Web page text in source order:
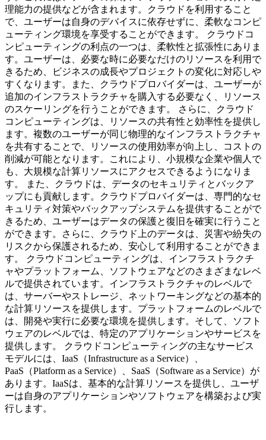
理能力の提供などが含まれます。クラウドを利用すること
で、ユーザーは自身のデバイスに依存せずに、柔軟なコンピ
ューティング環境を享受することができます。 クラウドコ
ンピューティングの利点の一つは、柔軟性と拡張性にありま
す。ユーザーは、必要な時に必要なだけのリソースを利用で
きるため、ビジネスの成長やプロジェクトの変化に対応しや
すくなります。また、クラウドプロバイダーは、ユーザーが
追加のインフラストラクチャを購入する必要なく、リソース
のスケーリングを行うことができます。 さらに、クラウド
コンピューティングは、リソースの共有性と効率性を提供し
ます。複数のユーザーが同じ物理的なインフラストラクチャ
を共有することで、リソースの使用効率が向上し、コストの
削減が可能となります。これにより、小規模な企業や個人で
も、大規模な計算リソースにアクセスできるようになりま
す。 また、クラウドは、データのセキュリティとバックア
ップにも貢献します。クラウドプロバイダーは、専門的なセ
キュリティ対策やバックアップシステムを提供することがで
きるため、ユーザーはデータの保護と復旧を確実に行うこと
ができます。さらに、クラウド上のデータは、災害や紛失の
リスクから保護されるため、安心して利用することができま
す。 クラウドコンピューティングは、インフラストラクチ
ャやプラットフォーム、ソフトウェアなどのさまざまなレベ
ルで提供されています。インフラストラクチャのレベルで
は、サーバーやストレージ、ネットワーキングなどの基本的
な計算リソースを提供します。プラットフォームのレベルで
は、開発や実行に必要な環境を提供します。そして、ソフト
ウェアのレベルでは、特定のアプリケーションやサービスを
提供します。 クラウドコンピューティングの主なサービス
モデルには、IaaS（Infrastructure as a Service）、
PaaS（Platform as a Service）、SaaS（Software as a Service）が
あります。IaaSは、基本的な計算リソースを提供し、ユーザ
ーは自身のアプリケーションやソフトウェアを構築および実
行します。